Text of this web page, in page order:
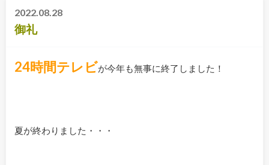
2022.08.28
御礼
24時間テレビが今年も無事に終了しました！
夏が終わりました・・・